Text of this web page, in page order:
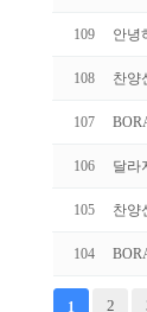
109 안녕
108 찬양
107
106 달라
105 찬양
104
1 2